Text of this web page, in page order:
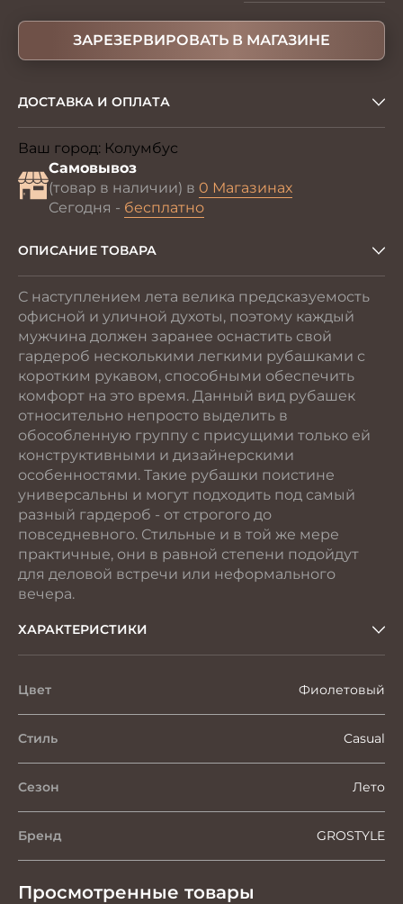
ЗАРЕЗЕРВИРОВАТЬ В МАГАЗИНЕ
ДОСТАВКА И ОПЛАТА
Ваш город: Колумбус
Самовывоз
(товар в наличии) в 0 Магазинах
Сегодня - бесплатно
ОПИСАНИЕ ТОВАРА
С наступлением лета велика предсказуемость
офисной и уличной духоты, поэтому каждый
мужчина должен заранее оснастить свой
гардероб несколькими легкими рубашками с
коротким рукавом, способными обеспечить
комфорт на это время. Данный вид рубашек
относительно непросто выделить в
обособленную группу с присущими только ей
конструктивными и дизайнерскими
особенностями. Такие рубашки поистине
универсальны и могут подходить под самый
разный гардероб - от строгого до
повседневного. Стильные и в той же мере
практичные, они в равной степени подойдут
для деловой встречи или неформального
вечера.
ХАРАКТЕРИСТИКИ
Цвет Фиолетовый
Стиль Casual
Сезон Лето
Бренд GROSTYLE
Просмотренные товары